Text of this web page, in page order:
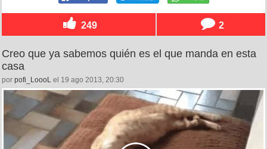
249 2
Creo que ya sabemos quién es el que manda en esta
casa
por pofi_LoooL el 19 ago 2013, 20:30